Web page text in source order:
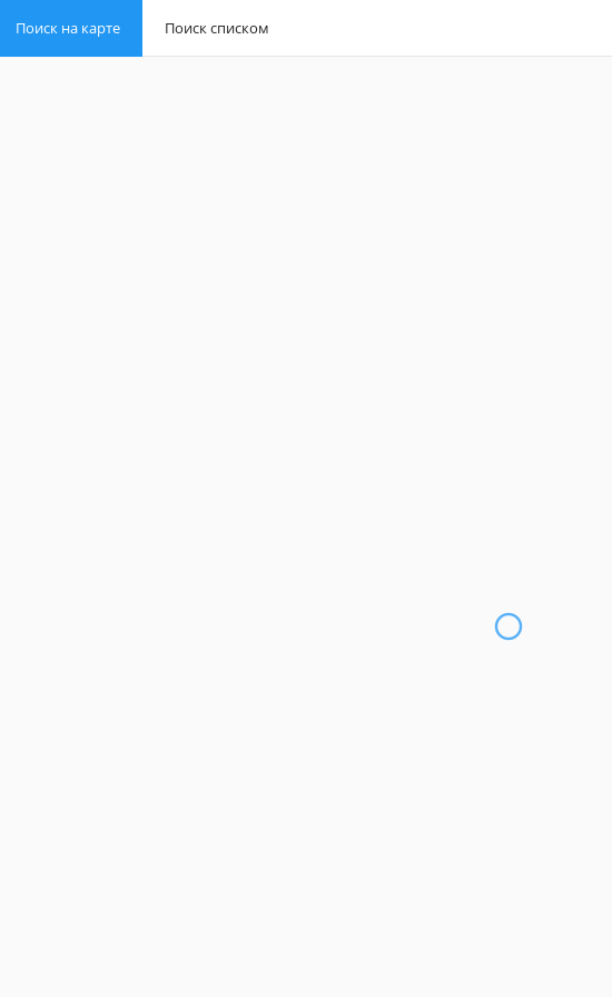
Поиск на карте Поиск списком
Поиск на карте Поиск списком